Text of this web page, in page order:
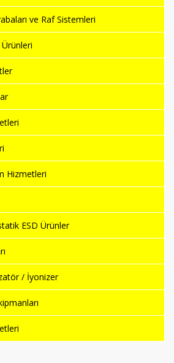
ve Raf Sistemleri
Hizmetleri
ESD Ürünler
/ İyonizer